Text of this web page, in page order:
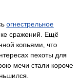
огнестрельное
сражений. Ещё
копьями, что
пехоты для
мечи стали короче